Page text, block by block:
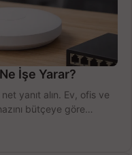
İşe Yarar?
yanıt alın. Ev, ofis ve
bütçeye göre